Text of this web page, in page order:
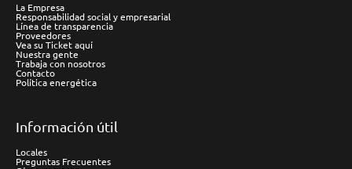
La Empresa
Responsabilidad social y empresarial
Línea de transparencia
Proveedores
Vea su Ticket aquí
Nuestra gente
Trabaja con nosotros
Contacto
Política energética
Información útil
Locales
Preguntas Frecuentes